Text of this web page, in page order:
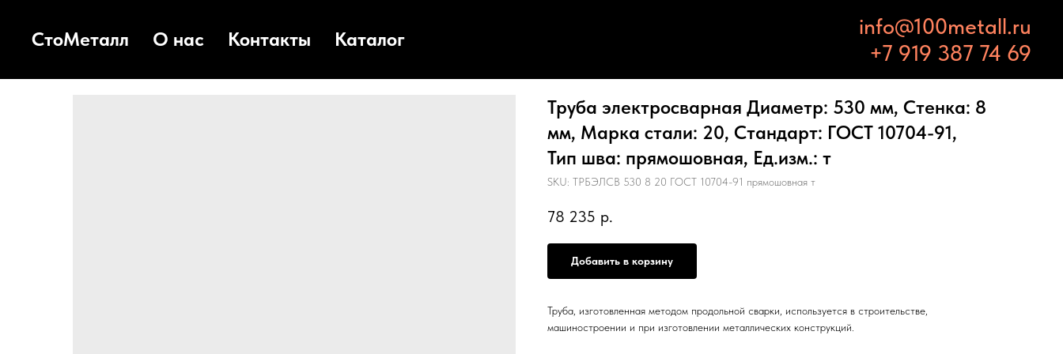
СтоМеталл О нас Контакты Каталог
info@100metall.ru
+7 919 387 74 69
Труба электросварная Диаметр: 530 мм, Стенка: 8
мм, Марка стали: 20, Стандарт: ГОСТ 10704-91,
Тип шва: прямошовная, Ед.изм.: т
SKU: ТРБЭЛСВ 530 8 20 ГОСТ 10704-91 прямошовная т
78 235 р.
Добавить в корзину
Труба, изготовленная методом продольной сварки, используется в строительстве,
машиностроении и при изготовлении металлических конструкций.